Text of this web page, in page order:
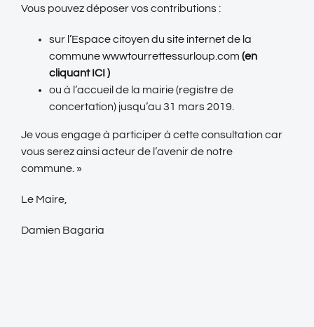
Vous pouvez déposer vos contributions :
sur l’Espace citoyen du site internet de la
commune wwwtourrettessurloup.com (en
cliquant ICI )
ou à l’accueil de la mairie (registre de
concertation) jusqu’au 31 mars 2019.
Je vous engage à participer à cette consultation car
vous serez ainsi acteur de l’avenir de notre
commune. »
Le Maire,
Damien Bagaria